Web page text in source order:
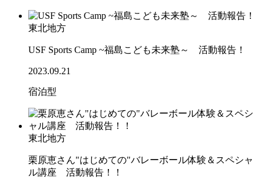
東北地方
USF Sports Camp ~福島こども未来塾～ 活動報告！
2023.09.21
宿泊型
東北地方
栗原恵さん"はじめての"バレーボール体験＆スペシャ
ル講座 活動報告！！